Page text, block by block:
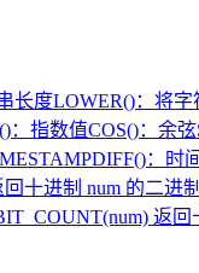
长度LOWER()：将
：指数值COS()：余
：时
十进制 num 的二进
返回